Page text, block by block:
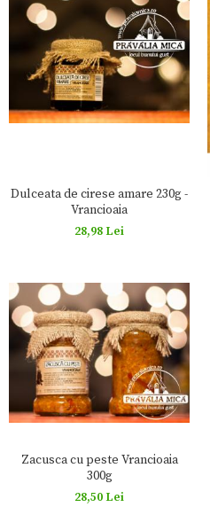
Dulceata de cirese amare 230g -
Vrancioaia
28,98 Lei
Zacusca cu peste Vrancioaia
300g
28,50 Lei